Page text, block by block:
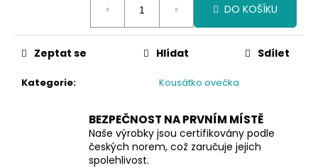
DO KOŠÍKU
Kategorie: Kousátko ovečka
Zeptat se Hlídat Sdílet
BEZPEČNOST NA PRVNÍM MÍSTĚ
Naše výrobky jsou certifikovány podle
českých norem, což zaručuje jejich
spolehlivost.
e
m